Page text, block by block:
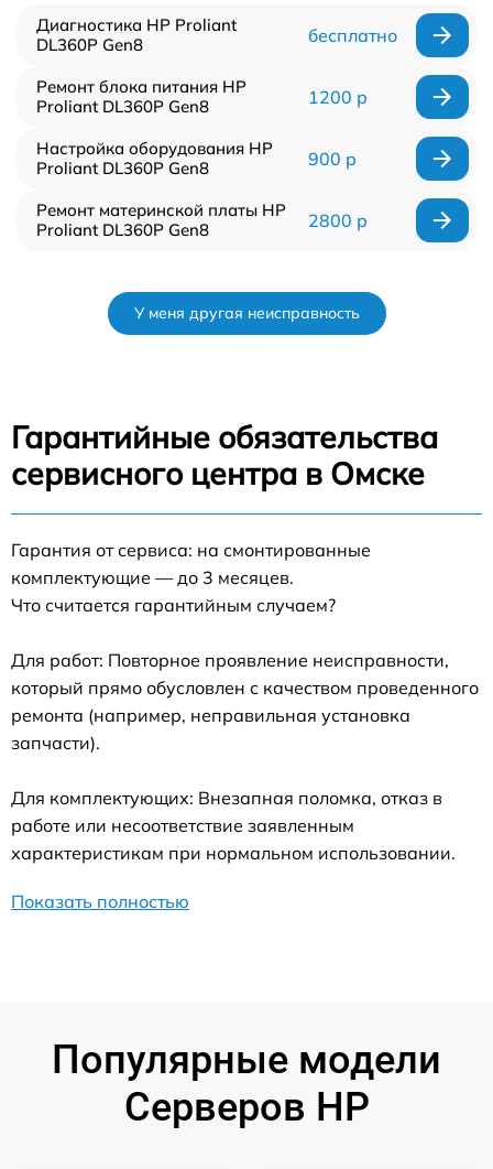
Диагностика HP Proliant
DL360P Gen8
бесплатно
Ремонт блока питания HP
Proliant DL360P Gen8
1200 р
Настройка оборудования HP
Proliant DL360P Gen8
900 р
Ремонт материнской платы HP
Proliant DL360P Gen8
2800 р
У меня другая неисправность
Гарантийные обязательства
сервисного центра в Омске
Гарантия от сервиса: на смонтированные
комплектующие — до 3 месяцев.
Что считается гарантийным случаем?
Для работ: Повторное проявление неисправности,
который прямо обусловлен с качеством проведенного
ремонта (например, неправильная установка
запчасти).
Для комплектующих: Внезапная поломка, отказ в
работе или несоответствие заявленным
характеристикам при нормальном использовании.
Показать полностью
Популярные модели
Серверов HP